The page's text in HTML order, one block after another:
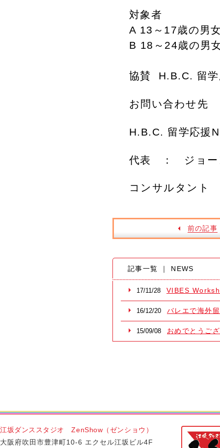
対象者
A 13～17歳の男
B 18～24歳の男
協賛 H.B.C. 留学
お問い合わせ先
H.B.C. 留学応
代表 ： ジョー
コンサルタン
前の記事
記事一覧 ｜ NEWS
17/11/28 VIBES
16/12/20 バレエで海外
15/09/08 おめでとうご
江坂ダンススタジオ ZenShow（ゼンショウ）
大阪府吹田市豊津町10-6 エクセル江坂ビル4F